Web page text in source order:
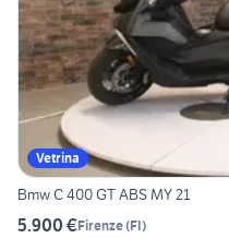
Vetrina
Bmw C 400 GT ABS MY 21
5.900 €Firenze(FI)